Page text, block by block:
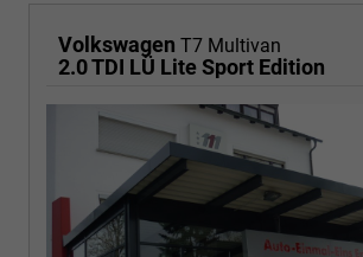
Volkswagen T7 Multivan
2.0 TDI LÜ Lite Sport Edition